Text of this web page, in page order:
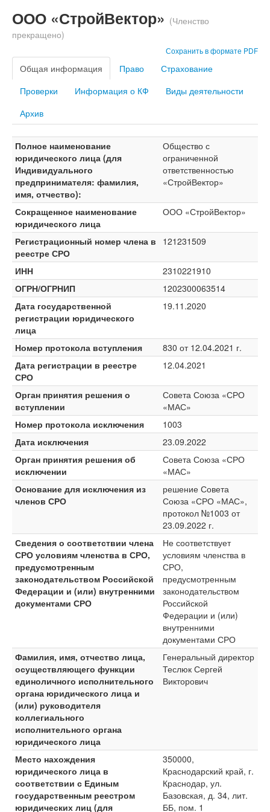
ООО «СтройВектор» (Членство
прекращено)
Сохранить в формате PDF
Общая информация Право
Страхование
Проверки
Информация о КФ
Виды деятельности
Архив
Полное наименование
юридического лица (для
Индивидуального
предпринимателя: фамилия,
имя, отчество):
Общество с
ограниченной
ответственностью
«СтройВектор»
Сокращенное наименование
юридического лица
ООО «СтройВектор»
Регистрационный номер члена в
реестре СРО
121231509
ИНН
2310221910
ОГРН/ОГРНИП
1202300063514
Дата государственной
регистрации юридического
лица
19.11.2020
Номер протокола вступления
830 от 12.04.2021 г.
Дата регистрации в реестре
СРО
12.04.2021
Орган принятия решения о
вступлении
Совета Союза «СРО
«МАС»
Номер протокола исключения
1003
Дата исключения
23.09.2022
Орган принятия решения об
исключении
Совета Союза «СРО
«МАС»
Основание для исключения из
членов СРО
решение Совета
Союза «СРО «МАС»,
протокол №1003 от
23.09.2022 г.
Сведения о соответствии члена
СРО условиям членства в СРО,
предусмотренным
законодательством Российской
Федерации и (или) внутренними
документами СРО
Не соответствует
условиям членства в
СРО,
предусмотренным
законодательством
Российской
Федерации и (или)
внутренними
документами СРО
Фамилия, имя, отчество лица,
осуществляющего функции
единоличного исполнительного
органа юридического лица и
(или) руководителя
коллегиального
исполнительного органа
юридического лица
Генеральный директор
Теслюк Сергей
Викторович
Место нахождения
юридического лица в
соответствии с Единым
государственным реестром
юридических лиц (для
350000,
Краснодарский край, г.
Краснодар, ул.
Базовская, д. 34, лит.
ББ, пом. 1